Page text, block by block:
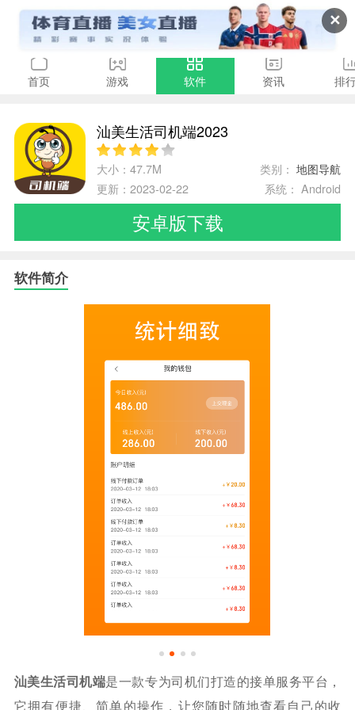
✕
首页 游戏 软件 资讯 排
汕美生活司机端2023
大小：47.7M 类别：地图导航
更新：2023-02-22
系统： Android
安卓版下载
软件简介
汕美生活司机端是一款专为司机们打造的接单服务平台，
它拥有便捷、简单的操作，让您随时随地查看自己的收